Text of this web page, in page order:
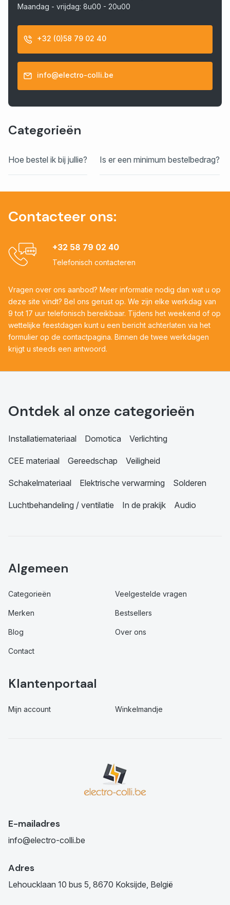
Maandag - vrijdag: 8u00 - 20u00
+32 (0)58 79 02 40
info@electro-colli.be
Categorieën
Hoe bestel ik bij jullie? Is er een minimum bestelbedrag?
Contacteer ons:
+32 58 79 02 40
Telefonisch contacteren
Vragen over ons aanbod? Meer informatie nodig dan wat u op
deze site vindt? Bel ons gerust op. We zijn elke werkdag van
9 tot 17 uur telefonisch bereikbaar. Tijdens het weekend of op
wettelijke feestdagen kunt u een bericht achterlaten via het
formulier op de contactpagina. Binnen de twee werkdagen
krijgt u steeds een antwoord.
Ontdek al onze categorieën
Installatiemateriaal Domotica Verlichting
CEE materiaal Gereedschap Veiligheid
Schakelmateriaal Elektrische verwarming Solderen
Luchtbehandeling / ventilatie In de prakijk Audio
Algemeen
Categorieën Veelgestelde vragen
Merken Bestsellers
Blog Over ons
Contact
Klantenportaal
Mijn account Winkelmandje
E-mailadres
info@electro-colli.be
Adres
Lehoucklaan 10 bus 5, 8670 Koksijde, België